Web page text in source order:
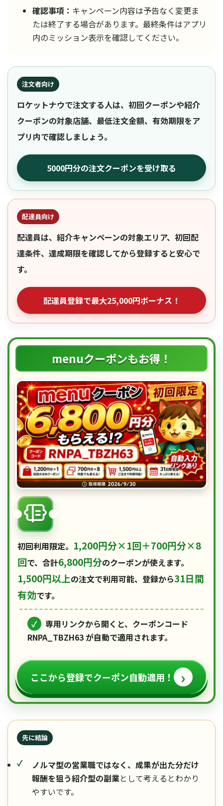
確認事項： キャンペーン内容は予告なく変更ま
たは終了する場合があります。最終条件はアプリ
内のミッション表示を確認してください。
注文者向け
ロケットナウで注文する人は、初回クーポンや紹介
クーポンの対象店舗、最低注文金額、有効期限をア
プリ内で確認しましょう。
5000円分の注文クーポンを受け取る
配達員向け
配達員は、紹介キャンペーンの対象エリア、初回配
達条件、達成期限を確認してから登録すると安心で
す。
配達員登録で最大25,000円ボーナス！
menuクーポンもお得！
初回利用限定。 1,200円分×1回＋700円分×8
回で、合計6,800円分のクーポンが使えます。
1,500円以上の注文で利用可能、登録から31日間
有効です。
✓
専用リンクから開くと、クーポンコード
RNPA_TBZH63 が自動で適用されます。
ここから登録でクーポン自動適用！ ›
先に結論
ノルマ型の営業職ではなく、成果が出た分だけ
報酬を狙う紹介型の副業として考えるとわかり
やすいです。